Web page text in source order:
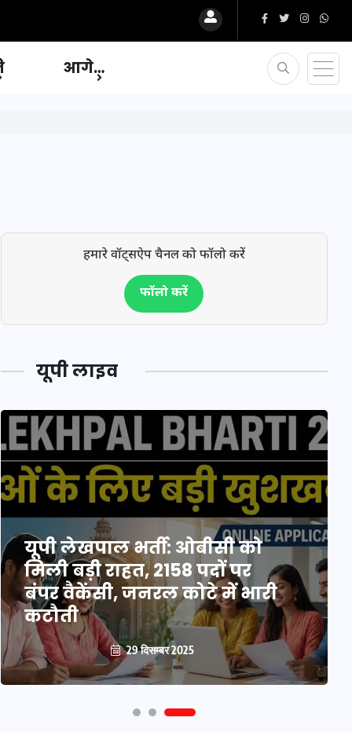
आगे…
हमारे वॉट्सऐप चैनल को फॉलो करें
फॉलो करें
यूपी लाइव
यूपी लेखपाल भर्ती: ओबीसी को
मिली बड़ी राहत, 2158 पदों पर
बंपर वैकेंसी, जनरल कोटे में भारी
कटौती
29 दिसम्बर 2025